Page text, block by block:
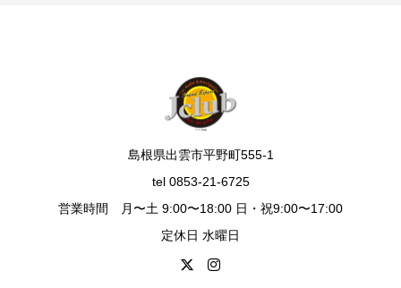
島根県出雲市平野町555-1
tel 0853-21-6725
営業時間 月〜土 9:00〜18:00 日・祝9:00〜17:00
定休日 水曜日